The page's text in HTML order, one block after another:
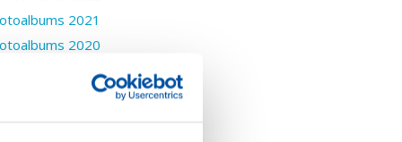
2021
2020
Fotoalbums 2019
Fotoalbums 2018
2017